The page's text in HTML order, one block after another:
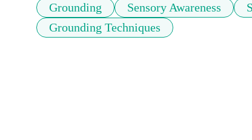
Grounding
Sensory Awareness
Grounding Techniques